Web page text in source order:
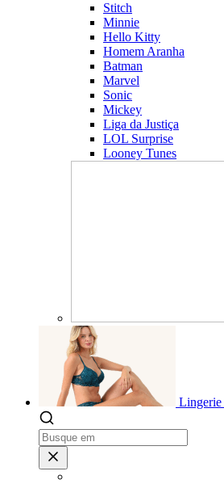
Stitch
Minnie
Hello Kitty
Homem Aranha
Batman
Marvel
Sonic
Mickey
Liga da Justiça
LOL Surprise
Looney Tunes
Lingerie